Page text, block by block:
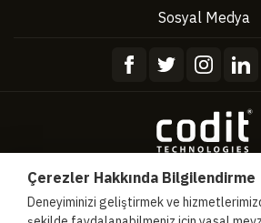
Sosyal Medya
Hakkımızda Gizlilik Sözleşmesi
Çerezler Hakkında Bilgilendirme
Deneyiminizi geliştirmek ve